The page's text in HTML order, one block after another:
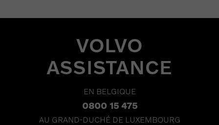
VOLVO
ASSISTANCE
EN BELGIQUE
0800 15 475
AU GRAND-DUCHÉ DE LUXEMBOURG